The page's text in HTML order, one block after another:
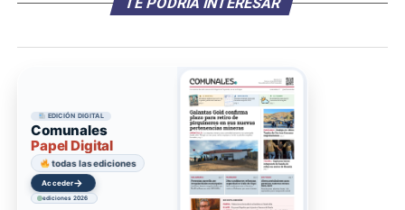
EDICIÓN DIGITAL
Comunales
Papel Digital
todas las ediciones
Acceder→
ediciones 2026